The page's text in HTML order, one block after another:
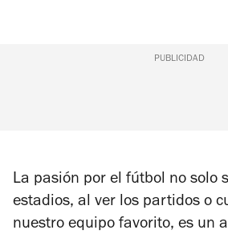
PUBLICIDAD
La pasión por el fútbol no solo
estadios, al ver los partidos o
nuestro equipo favorito, es un